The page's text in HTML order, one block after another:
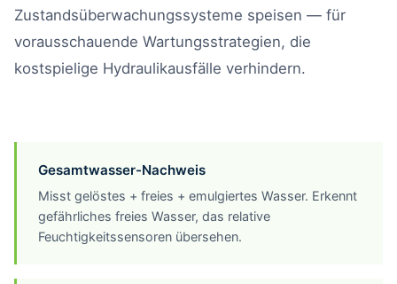
Zustandsüberwachungssysteme speisen — für
vorausschauende Wartungsstrategien, die
kostspielige Hydraulikausfälle verhindern.
Gesamtwasser-Nachweis
Misst gelöstes + freies + emulgiertes Wasser. Erkennt
gefährliches freies Wasser, das relative
Feuchtigkeitssensoren übersehen.